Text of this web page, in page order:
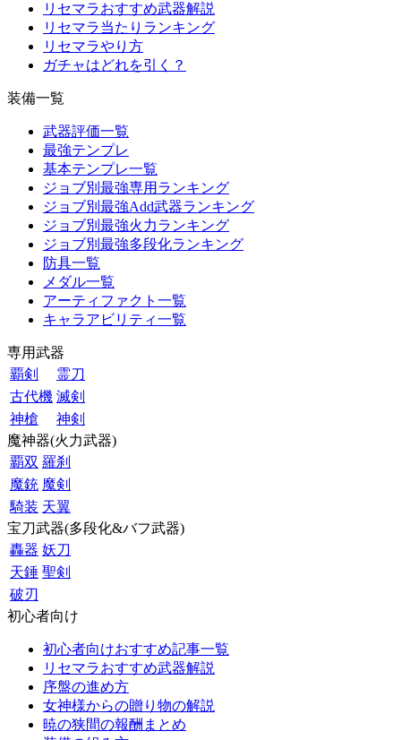
リセマラおすすめ武器解説
リセマラ当たりランキング
リセマラやり方
ガチャはどれを引く？
装備一覧
武器評価一覧
最強テンプレ
基本テンプレ一覧
ジョブ別最強専用ランキング
ジョブ別最強Add武器ランキング
ジョブ別最強火力ランキング
ジョブ別最強多段化ランキング
防具一覧
メダル一覧
アーティファクト一覧
キャラアビリティ一覧
専用武器
覇剣
霊刀
古代機 滅剣
神槍
神剣
魔神器(火力武器)
覇双 羅刹
魔銃 魔剣
騎装 天翼
宝刀武器(多段化&バフ武器)
轟器 妖刀
天錘 聖剣
破刃
初心者向け
初心者向けおすすめ記事一覧
リセマラおすすめ武器解説
序盤の進め方
女神様からの贈り物の解説
暁の狭間の報酬まとめ